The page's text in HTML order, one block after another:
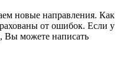
новые направления. Как
от ошибок. Если у
Вы можете написать